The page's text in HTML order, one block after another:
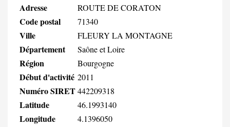
Adresse ROUTE DE CORATON
Code postal 71340
Ville FLEURY LA MONTAGNE
Département Saône et Loire
Région Bourgogne
Début d'activité 2011
Numéro SIRET442209318
Latitude 46.1993140
Longitude 4.1396050